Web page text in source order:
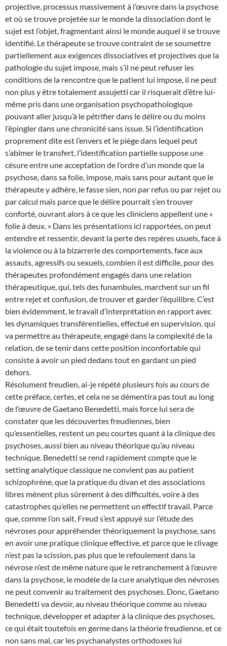
projective, processus massivement à l’œuvre dans la psychose
et où se trouve projetée sur le monde la dissociation dont le
sujet est l’objet, fragmentant ainsi le monde auquel il se trouve
identifié. Le thérapeute se trouve contraint de se soumettre
partiellement aux exigences dissociatives et projectives que la
pathologie du sujet impose, mais s’il ne peut refuser les
conditions de la rencontre que le patient lui impose, il ne peut
non plus y être totalement assujetti car il risquerait d’être lui-
même pris dans une organisation psychopathologique
pouvant aller jusqu’à le pétrifier dans le délire ou du moins
l’épingler dans une chronicité sans issue. Si l’identification
proprement dite est l’envers et le piège dans lequel peut
s’abîmer le transfert, l’identification partielle suppose une
césure entre une acceptation de l’ordre d’un monde que la
psychose, dans sa folie, impose, mais sans pour autant que le
thérapeute y adhère, le fasse sien, non par refus ou par rejet ou
par calcul mais parce que le délire pourrait s’en trouver
conforté, ouvrant alors à ce que les cliniciens appellent une «
folie à deux. » Dans les présentations ici rapportées, on peut
entendre et ressentir, devant la perte des repères usuels, face à
la violence ou à la bizarrerie des comportements, face aux
assauts, agressifs ou sexuels, combien il est difficile, pour des
thérapeutes profondément engagés dans une relation
thérapeutique, qui, tels des funambules, marchent sur un fil
entre rejet et confusion, de trouver et garder l’équilibre. C’est
bien évidemment, le travail d’interprétation en rapport avec
les dynamiques transférentielles, effectué en supervision, qui
va permettre au thérapeute, engagé dans la complexité de la
relation, de se tenir dans cette position inconfortable qui
consiste à avoir un pied dedans tout en gardant un pied
dehors.
Résolument freudien, ai-je répété plusieurs fois au cours de
cette préface, certes, et cela ne se démentira pas tout au long
de l’œuvre de Gaetano Benedetti, mais force lui sera de
constater que les découvertes freudiennes, bien
qu’essentielles, restent un peu courtes quant à la clinique des
psychoses, aussi bien au niveau théorique qu’au niveau
technique. Benedetti se rend rapidement compte que le
setting analytique classique ne convient pas au patient
schizophrène, que la pratique du divan et des associations
libres mènent plus sûrement à des difficultés, voire à des
catastrophes qu’elles ne permettent un effectif travail. Parce
que, comme l’on sait, Freud s’est appuyé sur l’étude des
névroses pour appréhender théoriquement la psychose, sans
en avoir une pratique clinique effective, et parce que le clivage
n’est pas la scission, pas plus que le refoulement dans la
névrose n’est de même nature que le retranchement à l’œuvre
dans la psychose, le modèle de la cure analytique des névroses
ne peut convenir au traitement des psychoses. Donc, Gaetano
Benedetti va devoir, au niveau théorique comme au niveau
technique, développer et adapter à la clinique des psychoses,
ce qui était toutefois en germe dans la théorie freudienne, et ce
non sans mal, car les psychanalystes orthodoxes lui